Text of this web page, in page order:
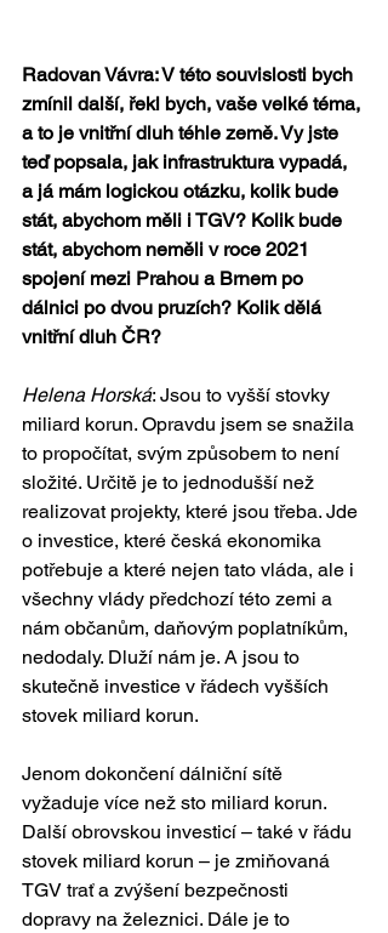
Radovan Vávra: V této souvislosti bych
zmínil další, řekl bych, vaše velké téma,
a to je vnitřní dluh téhle země. Vy jste
teď popsala, jak infrastruktura vypadá,
a já mám logickou otázku, kolik bude
stát, abychom měli i TGV? Kolik bude
stát, abychom neměli v roce 2021
spojení mezi Prahou a Brnem po
dálnici po dvou pruzích? Kolik dělá
vnitřní dluh ČR?
Helena Horská: Jsou to vyšší stovky
miliard korun. Opravdu jsem se snažila
to propočítat, svým způsobem to není
složité. Určitě je to jednodušší než
realizovat projekty, které jsou třeba. Jde
o investice, které česká ekonomika
potřebuje a které nejen tato vláda, ale i
všechny vlády předchozí této zemi a
nám občanům, daňovým poplatníkům,
nedodaly. Dluží nám je. A jsou to
skutečně investice v řádech vyšších
stovek miliard korun.
Jenom dokončení dálniční sítě
vyžaduje více než sto miliard korun.
Další obrovskou investicí – také v řádu
stovek miliard korun – je zmiňovaná
TGV trať a zvýšení bezpečnosti
dopravy na železnici. Dále je to